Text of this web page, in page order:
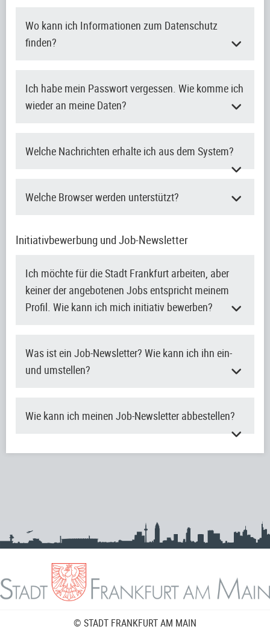
Wo kann ich Informationen zum Datenschutz
finden?
Ich habe mein Passwort vergessen. Wie komme ich
wieder an meine Daten?
Welche Nachrichten erhalte ich aus dem System?
Welche Browser werden unterstützt?
Initiativbewerbung und Job-Newsletter
Ich möchte für die Stadt Frankfurt arbeiten, aber
keiner der angebotenen Jobs entspricht meinem
Profil. Wie kann ich mich initiativ bewerben?
Was ist ein Job-Newsletter? Wie kann ich ihn ein-
und umstellen?
Wie kann ich meinen Job-Newsletter abbestellen?
© STADT FRANKFURT AM MAIN